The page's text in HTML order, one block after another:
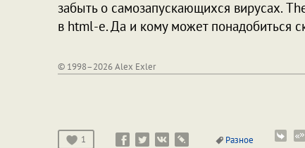
забыть о самозапускающихся вирусах.
в html-е. Да и кому может понадобиться
© 1998–2026 Alex Exler
1 Разное